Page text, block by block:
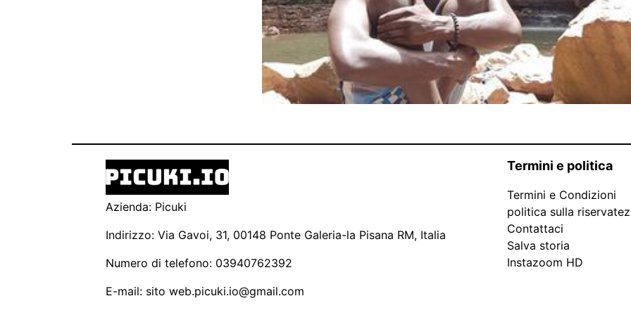
Azienda: Picuki
Indirizzo: Via Gavoi, 31, 00148 Ponte Galeria-la Pisana RM, Italia
Numero di telefono: 03940762392
E-mail: sito web.picuki.io@gmail.com
Termini e politica
Termini e Condizioni
politica sulla
Contattaci
Salva storia
Instazoom HD